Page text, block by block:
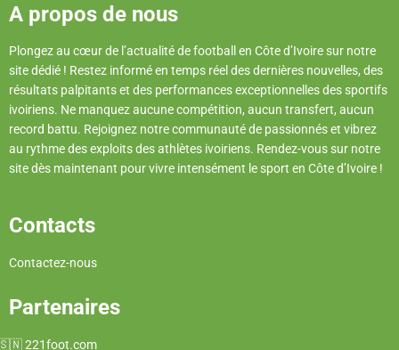
A propos de nous
Plongez au cœur de l’actualité de football en Côte d’Ivoire sur notre
site dédié ! Restez informé en temps réel des dernières nouvelles, des
résultats palpitants et des performances exceptionnelles des sportifs
ivoiriens. Ne manquez aucune compétition, aucun transfert, aucun
record battu. Rejoignez notre communauté de passionnés et vibrez
au rythme des exploits des athlètes ivoiriens. Rendez-vous sur notre
site dès maintenant pour vivre intensément le sport en Côte d’Ivoire !
Contacts
Contactez-nous
Partenaires
221foot.com